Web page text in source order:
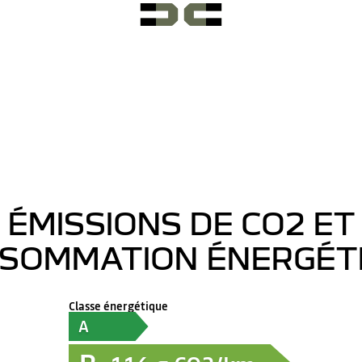
ÉMISSIONS DE CO2 ET
Classe énergétique
A